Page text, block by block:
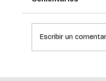
Escribir un